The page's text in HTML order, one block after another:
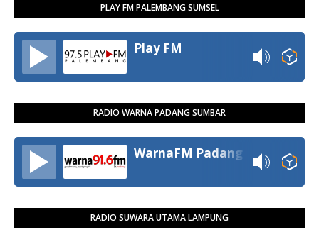
PLAY FM PALEMBANG SUMSEL
Play FM
RADIO WARNA PADANG SUMBAR
WarnaFM Padang
RADIO SUWARA UTAMA LAMPUNG